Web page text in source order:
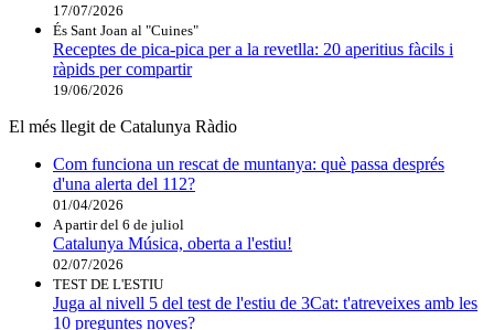
17/07/2026
És Sant Joan al "Cuines"
Receptes de pica-pica per a la revetlla: 20 aperitius fàcils i
ràpids per compartir
19/06/2026
El més llegit de Catalunya Ràdio
Com funciona un rescat de muntanya: què passa després
d'una alerta del 112?
01/04/2026
A partir del 6 de juliol
Catalunya Música, oberta a l'estiu!
02/07/2026
TEST DE L'ESTIU
Juga al nivell 5 del test de l'estiu de 3Cat: t'atreveixes amb les
10 preguntes noves?